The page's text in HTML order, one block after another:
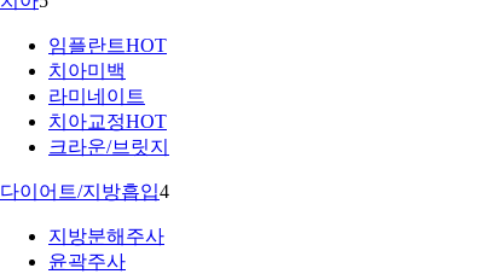
임플란트HOT
치아미백
라미네이트
치아교정HOT
크라운/브릿지
다이어트/지방흡입4
지방분해주사
윤곽주사